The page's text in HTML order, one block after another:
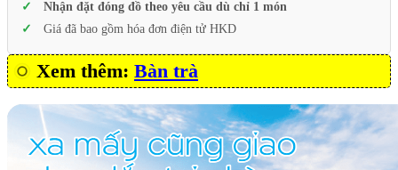
Nhận đặt đóng đồ theo yêu cầu dù chỉ 1 món
Giá đã bao gồm hóa đơn điện tử HKD
Xem thêm: Bàn trà